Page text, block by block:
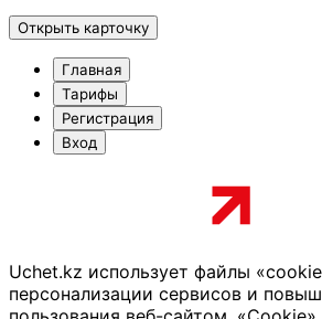
Открыть карточку
Главная
Тарифы
Регистрация
Вход
Uchet.kz использует файлы
персонализации сервисов и